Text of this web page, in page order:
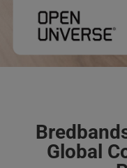
Global